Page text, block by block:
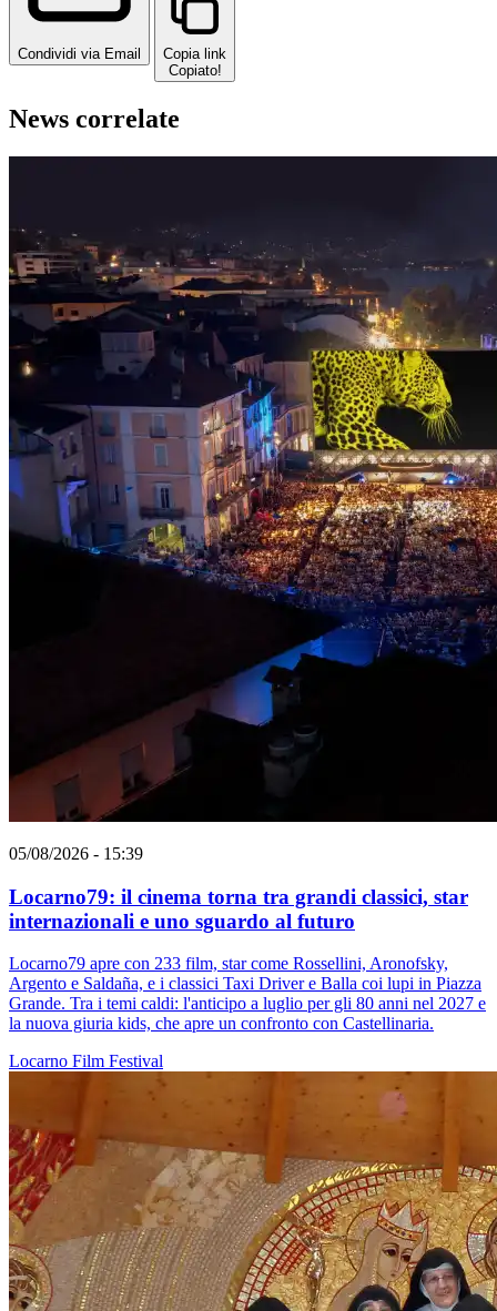
Condividi via Email
Copia link
Copiato!
News correlate
05/08/2026 - 15:39
Locarno79: il cinema torna tra grandi classici, star
internazionali e uno sguardo al futuro
Locarno79 apre con 233 film, star come Rossellini, Aronofsky,
Argento e Saldaña, e i classici Taxi Driver e Balla coi lupi in Piazza
Grande. Tra i temi caldi: l'anticipo a luglio per gli 80 anni nel 2027 e
la nuova giuria kids, che apre un confronto con Castellinaria.
Locarno Film Festival